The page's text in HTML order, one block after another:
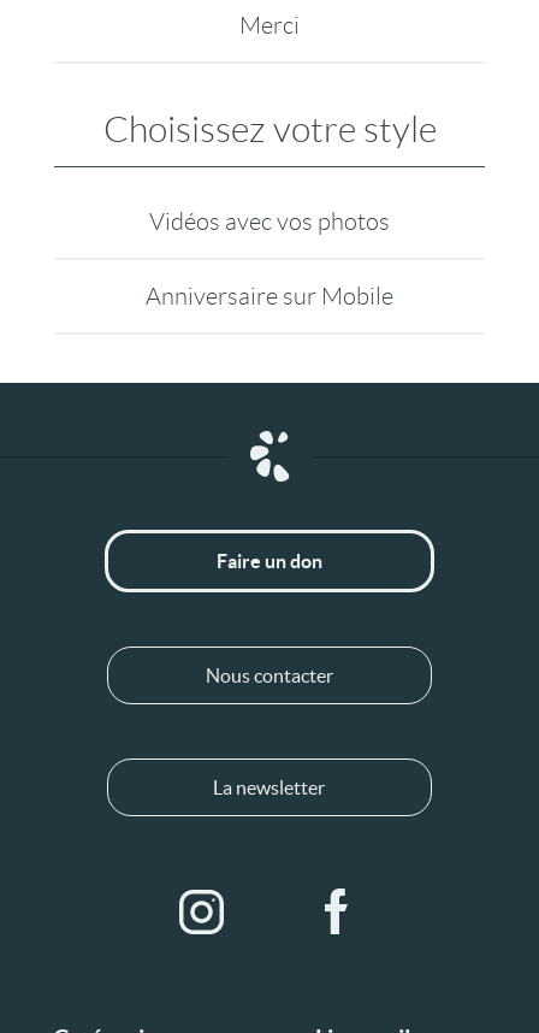
Merci
Choisissez votre style
Vidéos avec vos photos
Anniversaire sur Mobile
Faire un don
Nous contacter
La newsletter